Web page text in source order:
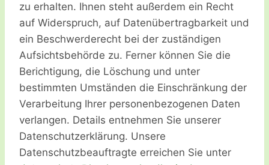
zu erhalten. Ihnen steht außerdem ein Recht
auf Widerspruch, auf Datenübertragbarkeit und
ein Beschwerderecht bei der zuständigen
Aufsichtsbehörde zu. Ferner können Sie die
Berichtigung, die Löschung und unter
bestimmten Umständen die Einschränkung der
Verarbeitung Ihrer personenbezogenen Daten
verlangen. Details entnehmen Sie unserer
Datenschutzerklärung. Unsere
Datenschutzbeauftragte erreichen Sie unter